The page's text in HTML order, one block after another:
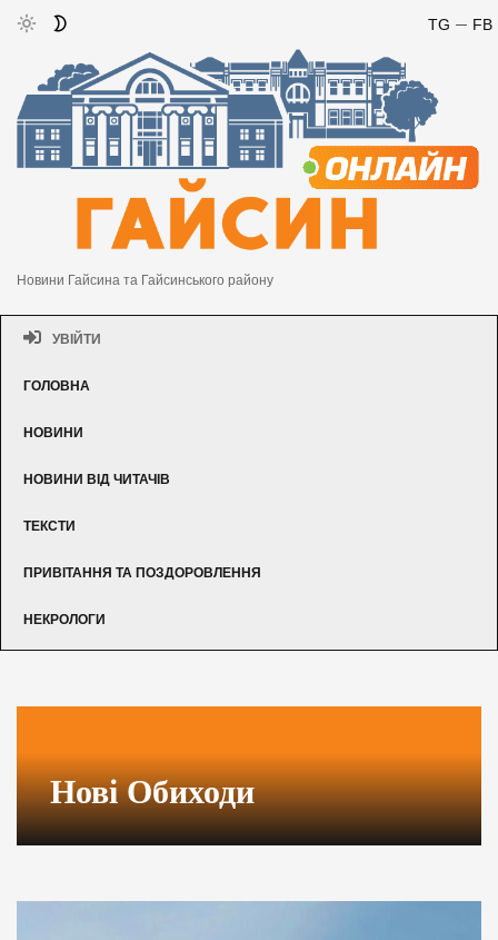
FB
TG
Новини Гайсина та Гайсинського району
УВІЙТИ
ГОЛОВНА
НОВИНИ
НОВИНИ ВІД ЧИТАЧІВ
ТЕКСТИ
ПРИВІТАННЯ ТА ПОЗДОРОВЛЕННЯ
НЕКРОЛОГИ
Нові Обиходи